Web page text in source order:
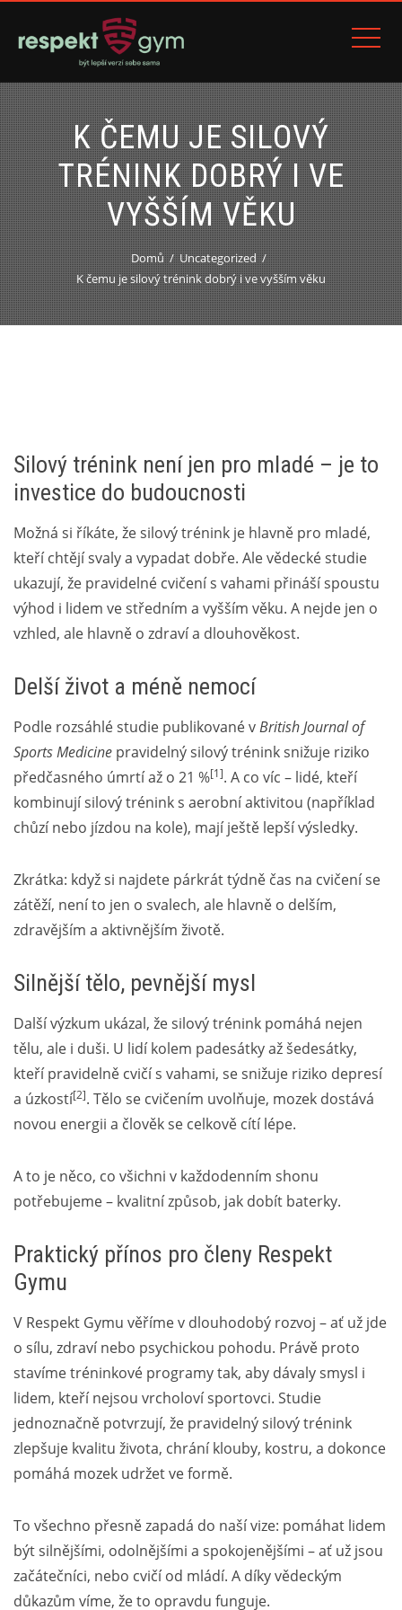
K ČEMU JE SILOVÝ
TRÉNINK DOBRÝ I VE
VYŠŠÍM VĚKU
Domů
Uncategorized
K čemu je silový trénink dobrý i ve vyšším věku
Silový trénink není jen pro mladé – je to
investice do budoucnosti
Možná si říkáte, že silový trénink je hlavně pro mladé,
kteří chtějí svaly a vypadat dobře. Ale vědecké studie
ukazují, že pravidelné cvičení s vahami přináší spoustu
výhod i lidem ve středním a vyšším věku. A nejde jen o
vzhled, ale hlavně o zdraví a dlouhověkost.
Delší život a méně nemocí
Podle rozsáhlé studie publikované vBritish Journal of
Sports Medicine pravidelný silový trénink snižuje riziko
předčasného úmrtí až o 21 %[1]. A co víc – lidé, kteří
kombinují silový trénink s aerobní aktivitou (například
chůzí nebo jízdou na kole), mají ještě lepší výsledky.
Zkrátka: když si najdete párkrát týdně čas na cvičení se
zátěží, není to jen o svalech, ale hlavně o delším,
zdravějším a aktivnějším životě.
Silnější tělo, pevnější mysl
Další výzkum ukázal, že silový trénink pomáhá nejen
tělu, ale i duši. U lidí kolem padesátky až šedesátky,
kteří pravidelně cvičí s vahami, se snižuje riziko depresí
a úzkostí[2]. Tělo se cvičením uvolňuje, mozek dostává
novou energii a člověk se celkově cítí lépe.
A to je něco, co všichni v každodenním shonu
potřebujeme – kvalitní způsob, jak dobít baterky.
Praktický přínos pro členy Respekt
Gymu
V Respekt Gymu věříme v dlouhodobý rozvoj – ať už jde
o sílu, zdraví nebo psychickou pohodu. Právě proto
stavíme tréninkové programy tak, aby dávaly smysl i
lidem, kteří nejsou vrcholoví sportovci. Studie
jednoznačně potvrzují, že pravidelný silový trénink
zlepšuje kvalitu života, chrání klouby, kostru, a dokonce
pomáhá mozek udržet ve formě.
To všechno přesně zapadá do naší vize: pomáhat lidem
být silnějšími, odolnějšími a spokojenějšími – ať už jsou
začátečníci, nebo cvičí od mládí. A díky vědeckým
důkazům víme, že to opravdu funguje.